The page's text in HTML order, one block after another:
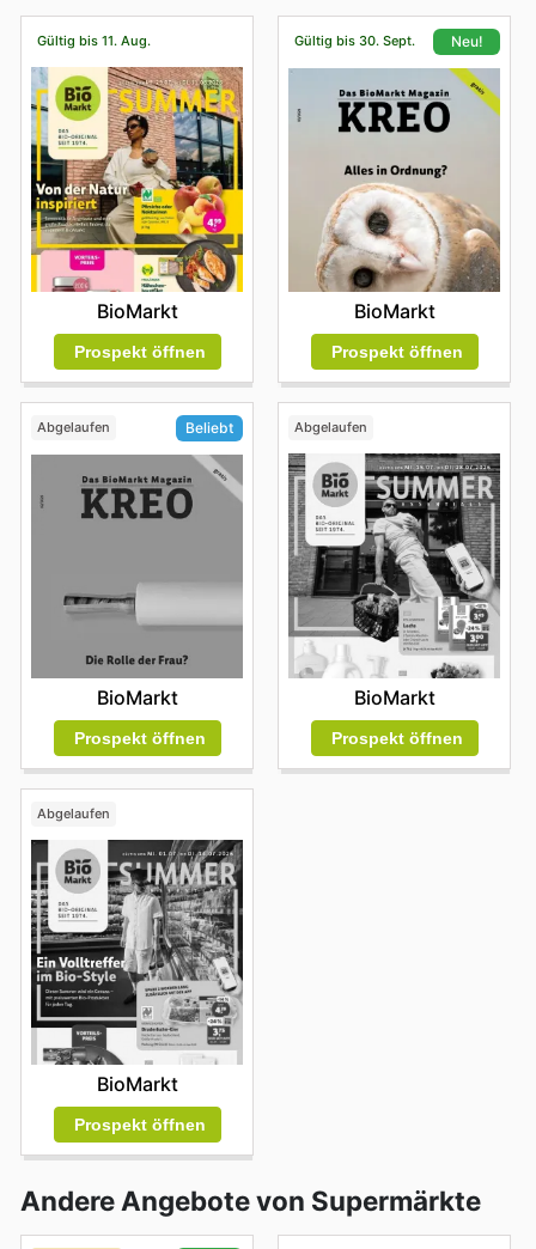
Gültig bis 11. Aug.
BioMarkt
Prospekt öffnen
Gültig bis 30. Sept. Neu!
BioMarkt
Prospekt öffnen
Abgelaufen Beliebt
BioMarkt
Prospekt öffnen
Abgelaufen
BioMarkt
Prospekt öffnen
Abgelaufen
BioMarkt
Prospekt öffnen
Andere Angebote von Supermärkte